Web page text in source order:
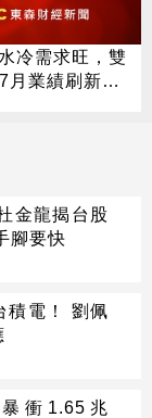
冷需求旺，雙
月業績刷新紀
噴漲停
金龍揭台股
腳要快
積電！ 劉佩
衝1.65兆